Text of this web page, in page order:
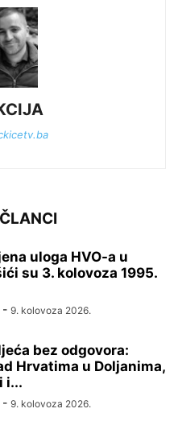
uloga HVO-a u
su 3. kolovoza 1995.
- 9. kolovoza 2026.
bez odgovora:
Hrvatima u Doljanima,
i...
- 9. kolovoza 2026.